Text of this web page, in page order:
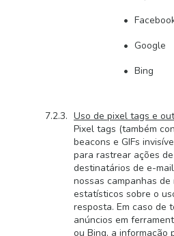
Google
Bing
Uso de pixel tags e
Pixel tags (também
beacons e GIFs
para rastrear ações
destinatários de e-
nossas campanhas
estatísticos sobre o
resposta. Em caso de
anúncios em
ou Bing, a informação